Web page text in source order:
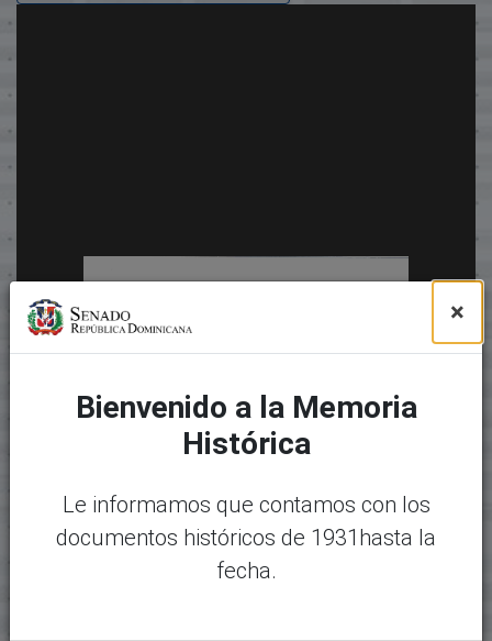
×
Bienvenido a la Memoria
Histórica
Le informamos que contamos con los
documentos históricos de 1931hasta la
fecha.